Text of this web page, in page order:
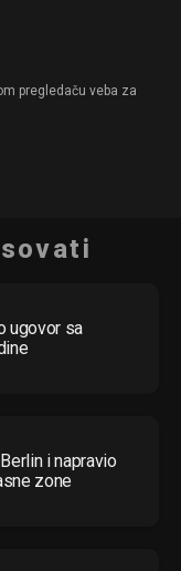
pregledaču veba za
ugovor sa
i napravio
zone